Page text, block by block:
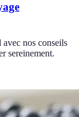
nos conseils
sereinement.